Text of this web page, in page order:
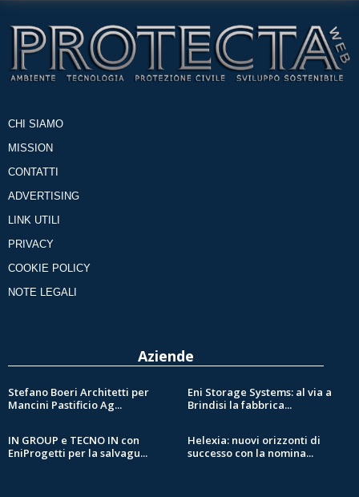
CHI SIAMO
MISSION
CONTATTI
ADVERTISING
LINK UTILI
PRIVACY
COOKIE POLICY
NOTE LEGALI
Aziende
Stefano Boeri Architetti per
Mancini Pastificio Ag...
Eni Storage Systems: al via a
Brindisi la fabbrica...
IN GROUP e TECNO IN con
EniProgetti per la salvagu...
Helexia: nuovi orizzonti di
successo con la nomina...